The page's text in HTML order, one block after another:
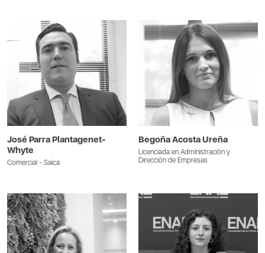
José Parra Plantagenet-
Whyte
Comercial - Saica
Begoña Acosta Ureña
Licenciada en Administración y
Dirección de Empresas